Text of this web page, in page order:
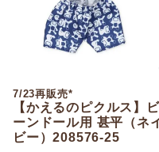
7/23再販売*
【かえるのピクルス】ビ
ーンドール用 甚平（ネ
ビー）208576-25